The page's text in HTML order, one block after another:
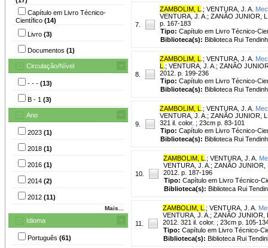
Capítulo em Livro Técnico-
Científico (14)
Livro (3)
Documentos (1)
Circulação/Nível
- - - (13)
B - 1 (3)
Ano
2023 (1)
2018 (1)
2016 (1)
2014 (2)
2012 (11)
Mais...
Idioma
Português (61)
7.
ZAMBOLIM, L ; VENTURA, J. A.
VENTURA, J. A.; ZANÃO JUNIOR,
p. 167-183
Tipo: Capítulo em Livro Técnico-
Biblioteca(s): Biblioteca Rui
8.
ZAMBOLIM, L ; VENTURA, J. A.
L
.; VENTURA, J. A.; ZANÃO
2012. p. 199-236
Tipo: Capítulo em Livro Técnico-
Biblioteca(s): Biblioteca Rui
9.
ZAMBOLIM, L ; VENTURA, J. A.
VENTURA, J. A.; ZANÃO JUNIOR,
321 il. color. ; 23cm p. 83-101
Tipo: Capítulo em Livro Técnico-
Biblioteca(s): Biblioteca Rui
10.
ZAMBOLIM, L ; VENTURA, J. A.
VENTURA, J. A.; ZANÃO
2012. p. 187-196
Tipo: Capítulo em Livro Técnico-
Biblioteca(s): Biblioteca Rui
11.
ZAMBOLIM, L ; VENTURA, J. A.
VENTURA, J. A.; ZANÃO JUNIOR,
2012. 321 il. color. ; 23cm p. 105-
Tipo: Capítulo em Livro Técnico-
Biblioteca(s): Biblioteca Rui